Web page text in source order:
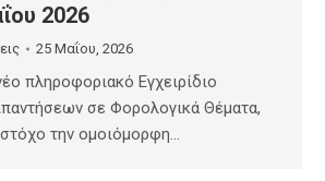
2026
25 Μαΐου, 2026
πληροφοριακό Εγχειρίδιο
σε Φορολογικά Θέματα,
την ομοιόμορφη…